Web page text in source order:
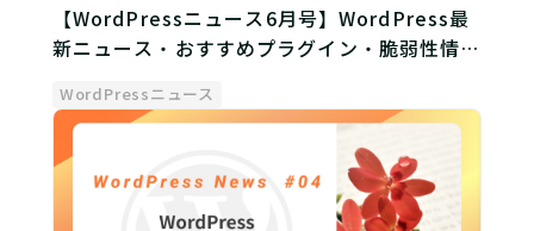
【WordPressニュース6月号】WordPress最
新ニュース・おすすめプラグイン・脆弱性情報
WordPressニュース